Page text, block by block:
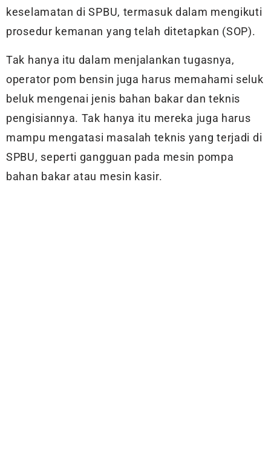
keselamatan di SPBU, termasuk dalam mengikuti
prosedur kemanan yang telah ditetapkan (SOP).
Tak hanya itu dalam menjalankan tugasnya,
operator pom bensin juga harus memahami seluk
beluk mengenai jenis bahan bakar dan teknis
pengisiannya. Tak hanya itu mereka juga harus
mampu mengatasi masalah teknis yang terjadi di
SPBU, seperti gangguan pada mesin pompa
bahan bakar atau mesin kasir.